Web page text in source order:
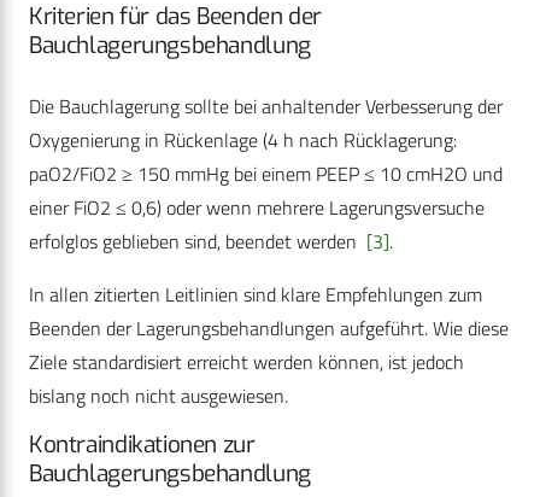
Kriterien für das Beenden der
Bauchlagerungsbehandlung
Die Bauchlagerung sollte bei anhaltender Verbesserung der
Oxygenierung in Rückenlage (4 h nach Rücklagerung:
paO2/FiO2 ≥ 150 mmHg bei einem PEEP ≤ 10 cmH2O und
einer FiO2 ≤ 0,6) oder wenn mehrere Lagerungsversuche
erfolglos geblieben sind, beendet werden [3].
In allen zitierten Leitlinien sind klare Empfehlungen zum
Beenden der Lagerungsbehandlungen aufgeführt. Wie diese
Ziele standardisiert erreicht werden können, ist jedoch
bislang noch nicht ausgewiesen.
Kontraindikationen zur
Bauchlagerungsbehandlung